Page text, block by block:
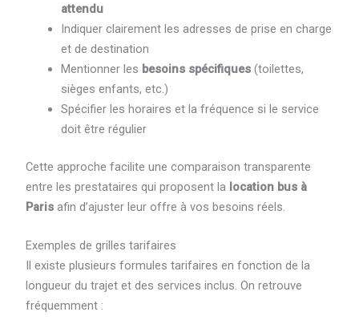
attendu
Indiquer clairement les adresses de prise en charge
et de destination
Mentionner les besoins spécifiques(toilettes,
sièges enfants, etc.)
Spécifier les horaires et la fréquence si le service
doit être régulier
Cette approche facilite une comparaison transparente
entre les prestataires qui proposent la location bus à
Parisafin d’ajuster leur offre à vos besoins réels.
Exemples de grilles tarifaires
Il existe plusieurs formules tarifaires en fonction de la
longueur du trajet et des services inclus. On retrouve
fréquemment :